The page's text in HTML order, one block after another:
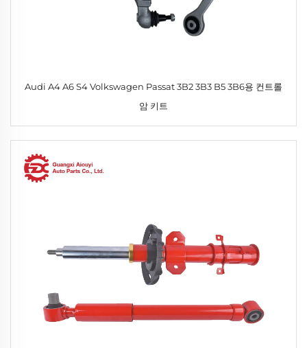
Audi A4 A6 S4 Volkswagen Passat 3B2 3B3 B5 3B6용 컨트롤
암 키트